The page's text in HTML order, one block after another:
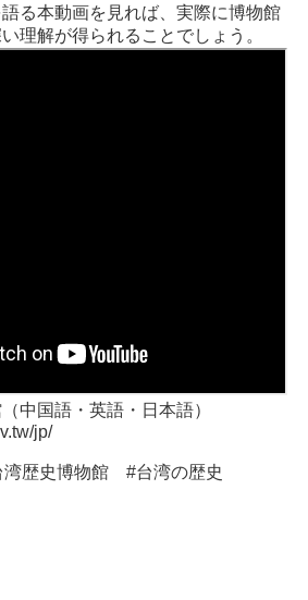
る本動画を見れば、実際に博物館
理解が得られることでしょう。
中国語・英語・日本語）
jp/
歴史博物館 #台湾の歴史